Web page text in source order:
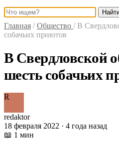
Главная / Общество / В
собачьих приютов
В Свердловской
шесть собачьих
R
redaktor
18 февраля 2022 · 4 года назад
📖 1 мин